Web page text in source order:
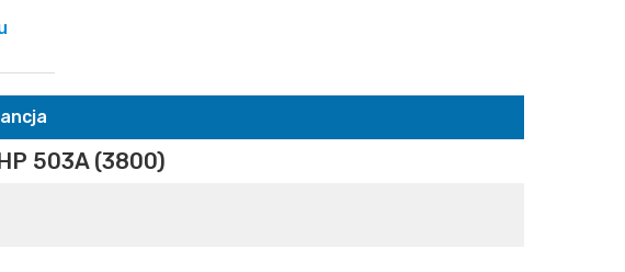
503A (3800)